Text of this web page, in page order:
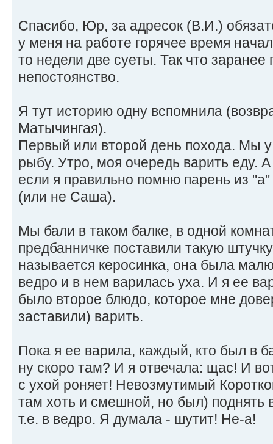
Спасибо, Юр, за адресок (В.И.)
у меня на работе горячее время
то недели две суеты. Так что
непостоянство.
Я тут историю одну вспомнила
Матычингая).
Первый или второй день похода. Мы
рыбу. Утро, моя очередь варить еду.
если я правильно помню парень из
(или не Саша).
Мы бали в таком балке, в одной
предбанничке поставили такую
называется керосинка, она была
ведро и в нем варилась уха. И я ее
было второе блюдо, которое мне
заставили) варить.
Пока я ее варила, каждый, кто был в
ну скоро там? И я отвечала: щас! И
с ухой роняет! Невозмутимый
там хоть и смешной, но был) поднять
т.е. в ведро. Я думала - шутит! Не-а!